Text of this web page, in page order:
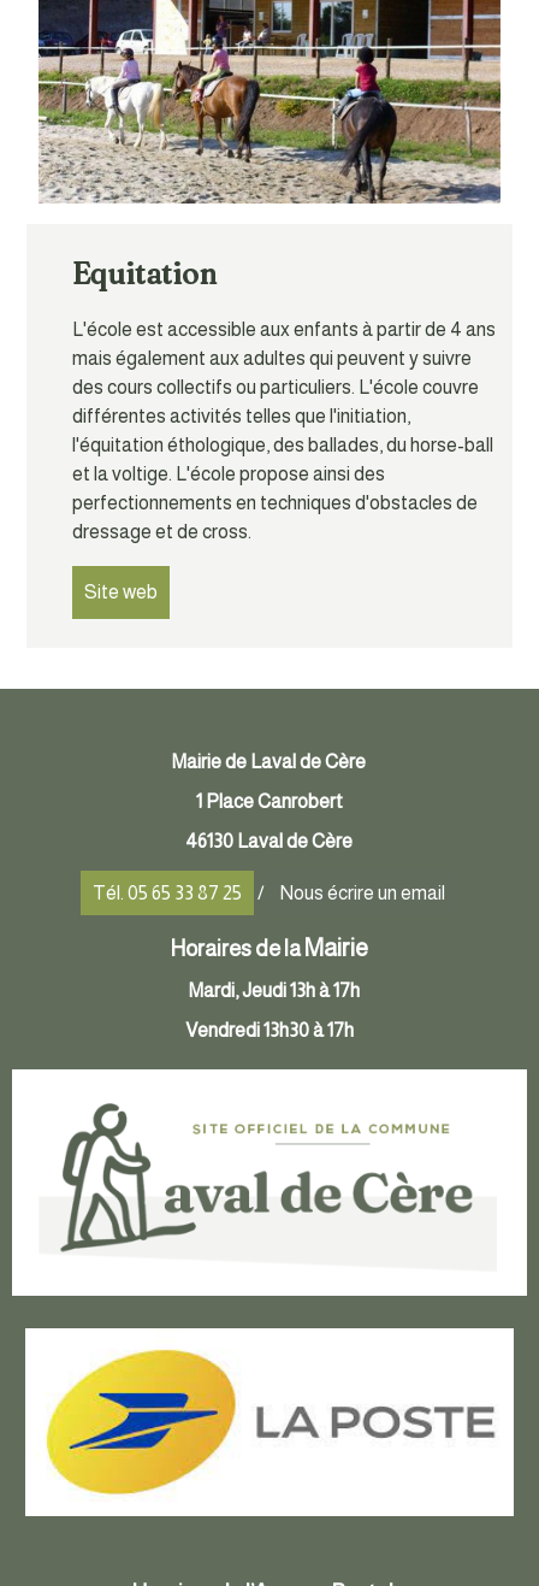
Equitation
L'école est accessible aux enfants à partir de 4 ans
mais également aux adultes qui peuvent y suivre
des cours collectifs ou particuliers. L'école couvre
différentes activités telles que l'initiation,
l'équitation éthologique, des ballades, du horse-ball
et la voltige. L'école propose ainsi des
perfectionnements en techniques d'obstacles de
dressage et de cross.
Site web
Mairie de Laval de Cère
1 Place Canrobert
46130 Laval de Cère
Tél. 05 65 33 87 25 / Nous écrire un email
Horaires de la Mairie
Mardi, Jeudi 13h à 17h
Vendredi 13h30 à 17h